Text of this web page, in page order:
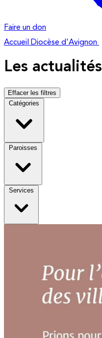
Faire un don
Accueil
Diocèse d'Avignon
Les
Effacer les filtres
Catégories
Paroisses
Services